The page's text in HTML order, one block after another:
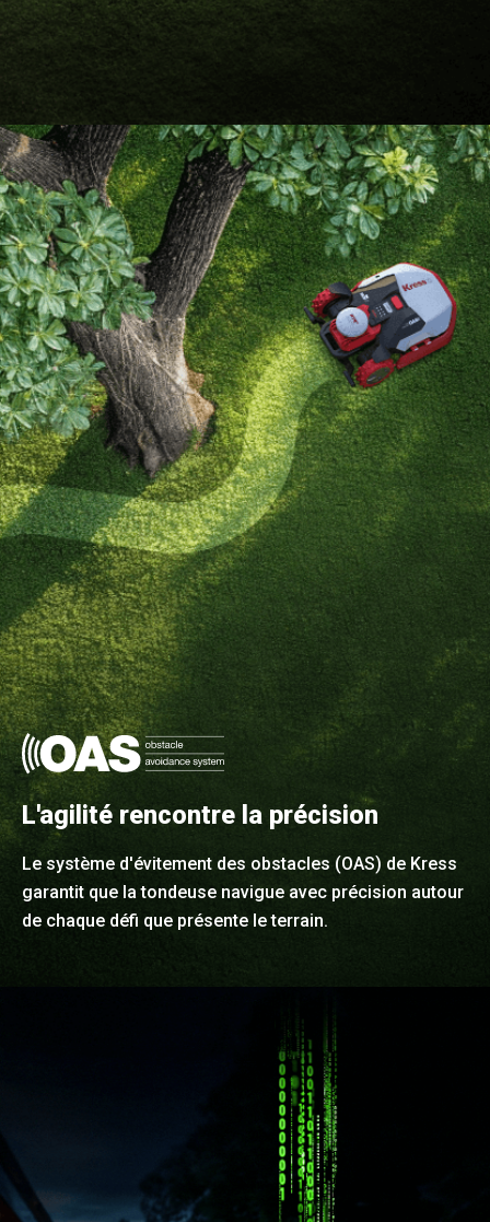
L'agilité rencontre la précision
Le système d'évitement des obstacles (OAS) de Kress
garantit que la tondeuse navigue avec précision autour
de chaque défi que présente le terrain.